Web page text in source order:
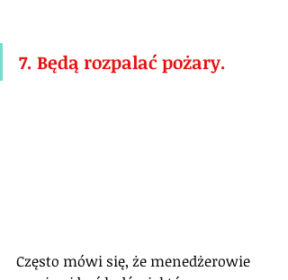
7. Będą rozpalać pożary.
Często mówi się, że menedżerowie